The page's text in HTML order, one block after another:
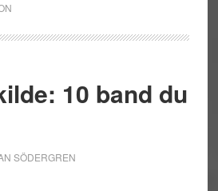
10 band du
SÖDERGREN